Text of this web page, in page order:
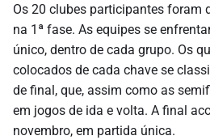
Os 20 clubes participantes foram
na 1ª fase. As equipes se
único, dentro de cada grupo. Os
colocados de cada chave se
de final, que, assim como as
em jogos de ida e volta. A final
novembro, em partida única.